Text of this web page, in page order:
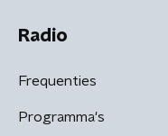
Radio
Frequenties
Programma's